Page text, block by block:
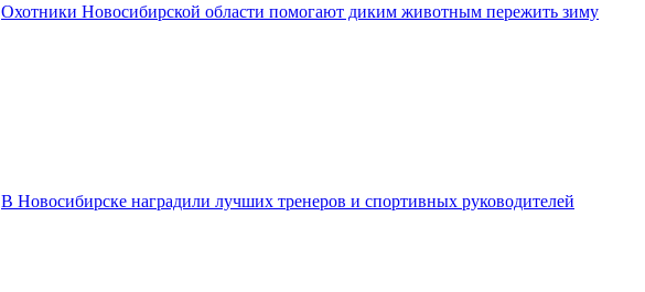
Охотники Новосибирской области помогают диким животным пережить зиму
В Новосибирске наградили лучших тренеров и спортивных руководителей